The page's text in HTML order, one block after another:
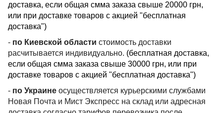
доставка, если общая смма заказа свыше 20000 грн,
или при доставке товаров с акцией "бесплатная
доставка")
- по Киевской области стоимость доставки
расчитывается индивидуально. (бесплатная доставка,
если общая смма заказа свыше 30000 грн, или при
доставке товаров с акцией "бесплатная доставка")
- по Украине осуществляется курьерскими службами
Новая Почта и Мист Экспресс на склад или адресная